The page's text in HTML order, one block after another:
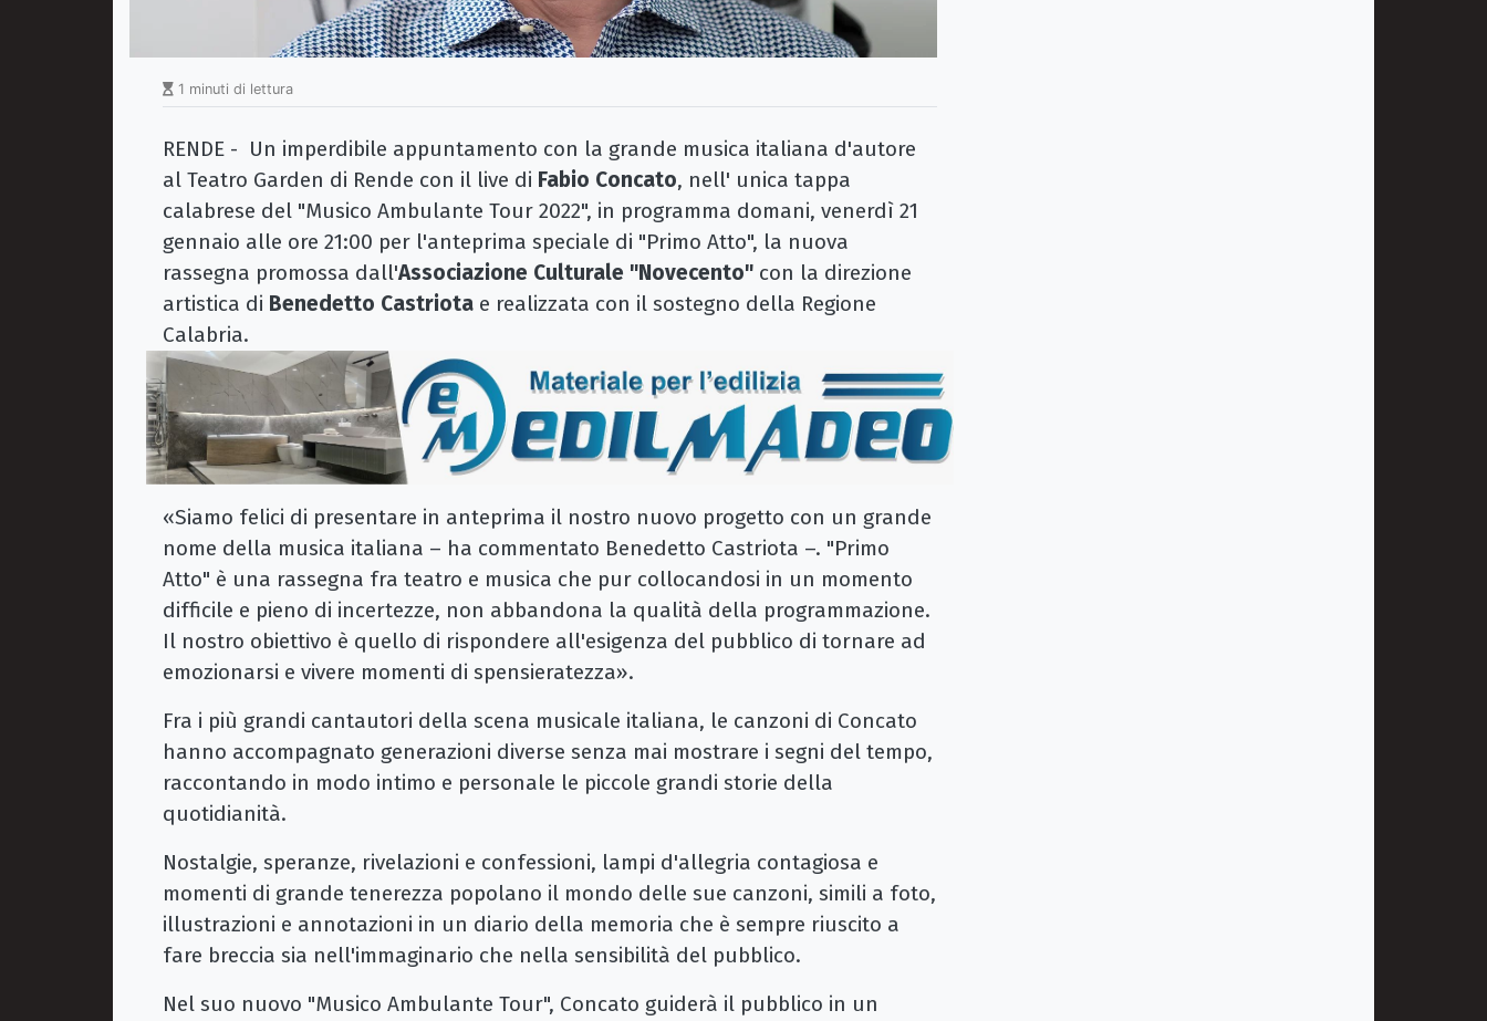
1 minuti di lettura
RENDE - Un imperdibile appuntamento con la grande musica italiana d'autore
al Teatro Garden di Rende con il live di Fabio Concato, nell' unica tappa
calabrese del "Musico Ambulante Tour 2022", in programma domani, venerdì 21
gennaio alle ore 21:00 per l'anteprima speciale di "Primo Atto", la nuova
rassegna promossa dall'Associazione Culturale "Novecento" con la direzione
artistica di Benedetto Castriota e realizzata con il sostegno della Regione
Calabria.
«Siamo felici di presentare in anteprima il nostro nuovo progetto con un grande
nome della musica italiana – ha commentato Benedetto Castriota –. "Primo
Atto" è una rassegna fra teatro e musica che pur collocandosi in un momento
difficile e pieno di incertezze, non abbandona la qualità della programmazione.
Il nostro obiettivo è quello di rispondere all'esigenza del pubblico di tornare ad
emozionarsi e vivere momenti di spensieratezza».
Fra i più grandi cantautori della scena musicale italiana, le canzoni di Concato
hanno accompagnato generazioni diverse senza mai mostrare i segni del tempo,
raccontando in modo intimo e personale le piccole grandi storie della
quotidianità.
Nostalgie, speranze, rivelazioni e confessioni, lampi d'allegria contagiosa e
momenti di grande tenerezza popolano il mondo delle sue canzoni, simili a foto,
illustrazioni e annotazioni in un diario della memoria che è sempre riuscito a
fare breccia sia nell'immaginario che nella sensibilità del pubblico.
Nel suo nuovo "Musico Ambulante Tour", Concato guiderà il pubblico in un